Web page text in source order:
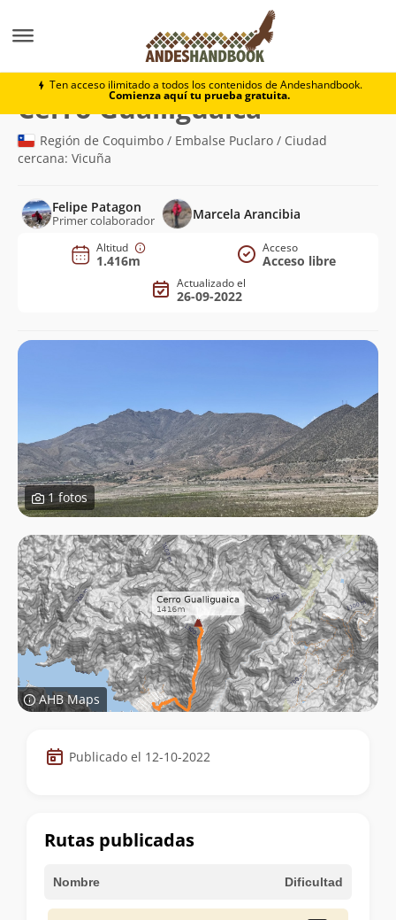
Ten acceso ilimitado a todos los contenidos de Andeshandbook.
Comienza aquí tu prueba gratuita.
Cerro Gualliguaica
Cerro Gualliguaica(1.416m)
Región de Coquimbo / Embalse Puclaro / Ciudad
cercana: Vicuña
Felipe Patagon
Primer colaborador Marcela Arancibia
Altitud
1.416m
Acceso
Acceso libre
Actualizado el
26-09-2022
1 fotos
AHB Maps
Datos
de
cumbre
Publicado el 12-10-2022
Rutas publicadas
Nombre Dificultad